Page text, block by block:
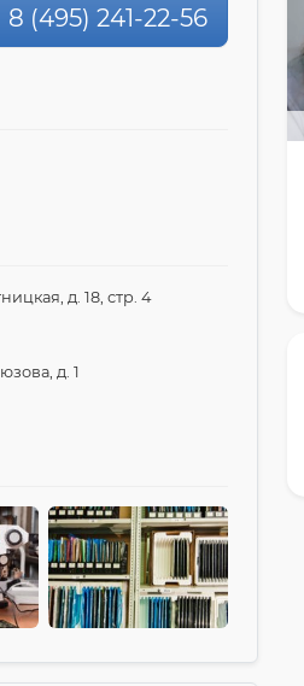
8 (495) 241-22-56
д. 18, стр. 4
д. 1